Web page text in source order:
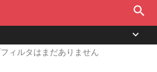
ィルタはまだありません